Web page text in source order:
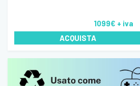
1099€ + iva
ACQUISTA